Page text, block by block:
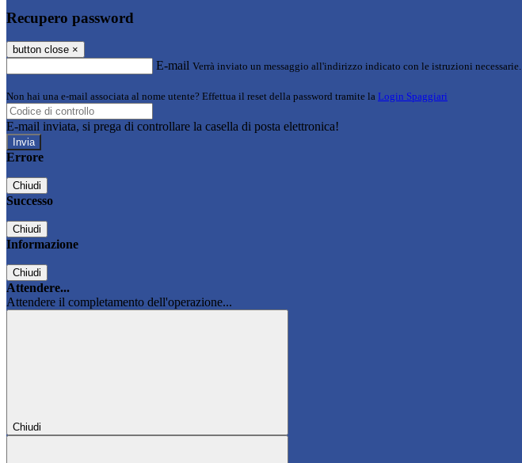
Recupero password
button close ×
E-mail Verrà inviato un messaggio all'indirizzo indicato con le istruzioni necessarie.
Non hai una e-mail associata al nome utente? Effettua il reset della password tramite la Login Spaggiari
E-mail inviata, si prega di controllare la casella di posta elettronica!
Errore
Chiudi
Successo
Chiudi
Informazione
Chiudi
Attendere...
Attendere il completamento dell'operazione...
Chiudi